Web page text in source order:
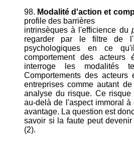
98. Modalité d'action et
profile des barrières
intrinsèques à l'efficience du
regarder par le filtre de
psychologiques en ce
comportement des acteurs
interroge les modalités
Comportements des
entreprises comme autant
analyse du risque. Ce
au-delà de l'aspect immoral
avantage. La question est
savoir si la faute peut
(2).